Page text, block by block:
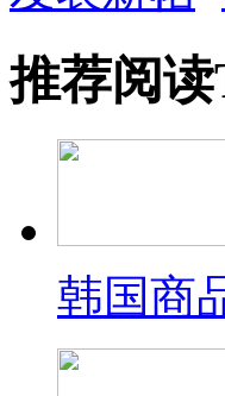
推荐阅读
韩国商